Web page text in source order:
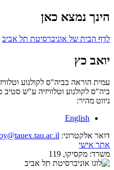
הינך נמצא כאן
לדף הבית של אוניברסיטת תל אביב
יואב כץ
עמית הוראה בביה"ס לקולנוע
ביה"ס לקולנוע וטלוויזיה ע"ש סטיב
ניווט מהיר:
English
דואר אלקטרוני:
אתר אישי
משרד: מקסיקו, 119